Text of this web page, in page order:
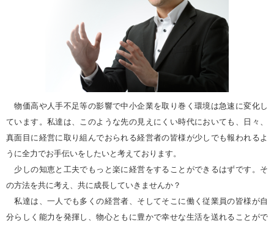
物価高や人手不足等の影響で中小企業を取り巻く環境は急速に変化し
ています。私達は、このような先の見えにくい時代においても、日々、
真面目に経営に取り組んでおられる経営者の皆様が少しでも報われるよ
うに全力でお手伝いをしたいと考えております。
少しの知恵と工夫でもっと楽に経営をすることができるはずです。そ
の方法を共に考え、共に成長していきませんか？
私達は、一人でも多くの経営者、そしてそこに働く従業員の皆様が自
分らしく能力を発揮し、物心ともに豊かで幸せな生活を送れることがで